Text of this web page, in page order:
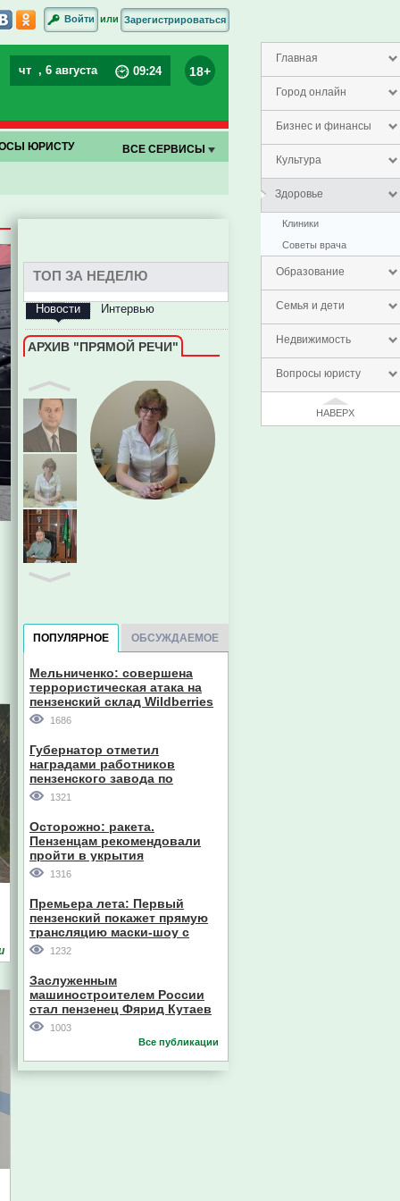
Главная
Город онлайн
Бизнес и финансы
Культура
Здоровье
Клиники
Советы врача
Образование
Семья и дети
Недвижимость
Вопросы юристу
НАВЕРХ
Войти или Зарегистрироваться
чт , 6 августа 09:24 18+
ЮРИСТУ ВСЕ СЕРВИСЫ
ТОП ЗА НЕДЕЛЮ
Новости Интервью
АРХИВ "ПРЯМОЙ РЕЧИ"
Евгений Пазечко
ПОПУЛЯРНОЕ ОБСУЖДАЕМОЕ
Мельниченко: совершена
террористическая атака на
пензенский склад Wildberries
1686
Губернатор отметил
наградами работников
пензенского завода по
производству станков
1321
Осторожно: ракета.
Пензенцам рекомендовали
пройти в укрытия
1316
Премьера лета: Первый
пензенский покажет прямую
трансляцию маски-шоу с
участием компании из Южной
1232
Заслуженным
машиностроителем России
стал пензенец Фярид Кутаев
1003
Все публикации